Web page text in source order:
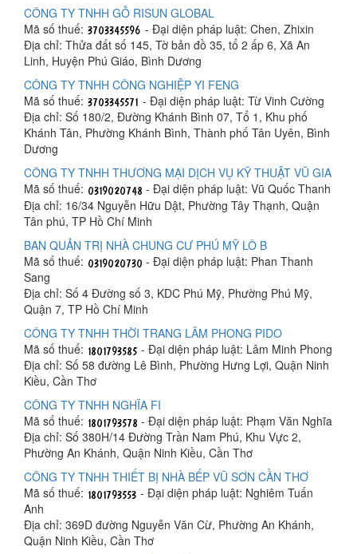
CÔNG TY TNHH GỖ RISUN GLOBAL
Mã số thuế:
- Đại diện pháp luật: Chen, Zhixin
Địa chỉ: Thửa đất số 145, Tờ bản đồ 35, tổ 2 ấp 6, Xã An
Linh, Huyện Phú Giáo, Bình Dương
CÔNG TY TNHH CÔNG NGHIỆP YI FENG
Mã số thuế:
- Đại diện pháp luật: Từ Vinh Cường
Địa chỉ: Số 180/2, Đường Khánh Bình 07, Tổ 1, Khu phố
Khánh Tân, Phường Khánh Bình, Thành phố Tân Uyên, Bình
Dương
CÔNG TY TNHH THƯƠNG MẠI DỊCH VỤ KỸ THUẬT VŨ GIA
Mã số thuế:
- Đại diện pháp luật: Vũ Quốc Thanh
Địa chỉ: 16/34 Nguyễn Hữu Dật, Phường Tây Thạnh, Quận
Tân phú, TP Hồ Chí Minh
BAN QUẢN TRỊ NHÀ CHUNG CƯ PHÚ MỸ LÔ B
Mã số thuế:
- Đại diện pháp luật: Phan Thanh
Sang
Địa chỉ: Số 4 Đường số 3, KDC Phú Mỹ, Phường Phú Mỹ,
Quận 7, TP Hồ Chí Minh
CÔNG TY TNHH THỜI TRANG LÂM PHONG PIDO
Mã số thuế:
- Đại diện pháp luật: Lâm Minh Phong
Địa chỉ: Số 58 đường Lê Bình, Phường Hưng Lợi, Quận Ninh
Kiều, Cần Thơ
CÔNG TY TNHH NGHĨA FI
Mã số thuế:
- Đại diện pháp luật: Phạm Văn Nghĩa
Địa chỉ: Số 380H/14 Đường Trần Nam Phú, Khu Vực 2,
Phường An Khánh, Quận Ninh Kiều, Cần Thơ
CÔNG TY TNHH THIẾT BỊ NHÀ BẾP VŨ SƠN CẦN THƠ
Mã số thuế:
- Đại diện pháp luật: Nghiêm Tuấn
Anh
Địa chỉ: 369D đường Nguyễn Văn Cừ, Phường An Khánh,
Quận Ninh Kiều, Cần Thơ